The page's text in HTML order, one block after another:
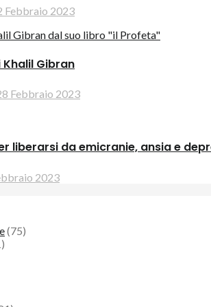
Febbraio 2023
Khalil Gibran
Febbraio 2023
liberarsi da emicranie, ansia e
2023
(75)